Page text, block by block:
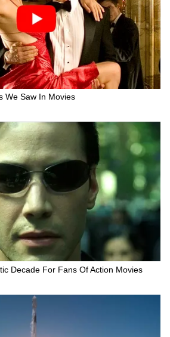
We Saw In Movies
Decade For Fans Of Action Movies